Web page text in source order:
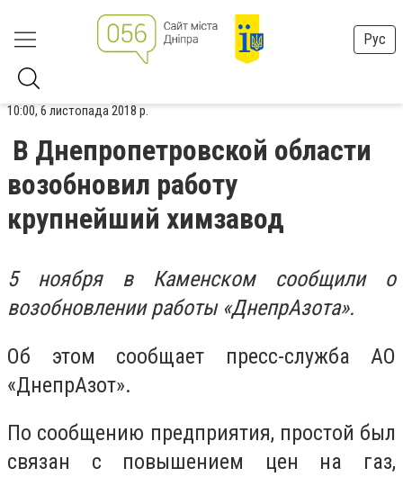
Рус
10:00, 6 листопада 2018 р.
В Днепропетровской области
возобновил работу
крупнейший химзавод
5 ноября в Каменском сообщили о
возобновлении работы «ДнепрАзота».
Об этом сообщает пресс-служба АО
«ДнепрАзот».
По сообщению предприятия, простой был
связан с повышением цен на газ,